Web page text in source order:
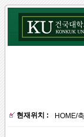
현재위치 : HOME/